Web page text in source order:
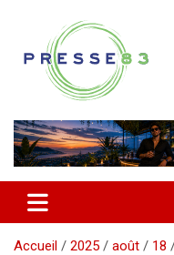
contenu
Presse 83
Accueil 2025 août 18